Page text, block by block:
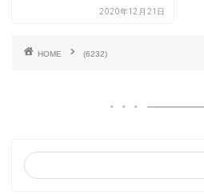
2020年12月21日
HOME (6232)